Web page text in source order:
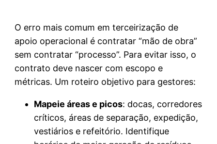
O erro mais comum em terceirização de
apoio operacional é contratar “mão de obra”
sem contratar “processo”. Para evitar isso, o
contrato deve nascer com escopo e
métricas. Um roteiro objetivo para gestores:
Mapeie áreas e picos: docas, corredores
críticos, áreas de separação, expedição,
vestiários e refeitório. Identifique